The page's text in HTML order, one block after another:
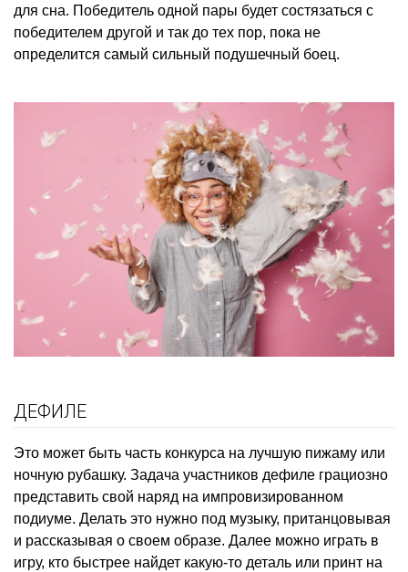
для сна. Победитель одной пары будет состязаться с
победителем другой и так до тех пор, пока не
определится самый сильный подушечный боец.
ДЕФИЛЕ
Это может быть часть конкурса на лучшую пижаму или
ночную рубашку. Задача участников дефиле грациозно
представить свой наряд на импровизированном
подиуме. Делать это нужно под музыку, пританцовывая
и рассказывая о своем образе. Далее можно играть в
игру, кто быстрее найдет какую-то деталь или принт на